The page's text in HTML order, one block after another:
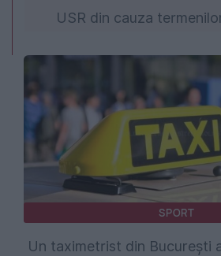
USR din cauza
SPORT
Un taximetrist din București